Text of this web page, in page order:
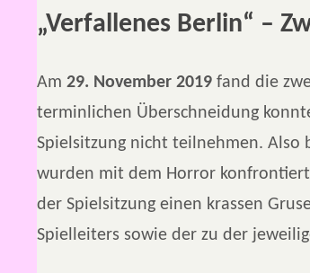
„Verfallenes Berlin“ –
Am 29. November 2019 fand die
terminlichen Überschneidung
Spielsitzung nicht teilnehmen.
wurden mit dem Horror
der Spielsitzung einen krassen
Spielleiters sowie der zu der